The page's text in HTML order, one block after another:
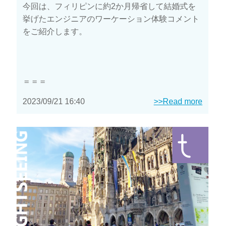
今回は、フィリピンに約2か月帰省して結婚式を
挙げたエンジニアのワーケーション体験コメント
をご紹介します。
＝＝＝
2023/09/21 16:40 >>Read more